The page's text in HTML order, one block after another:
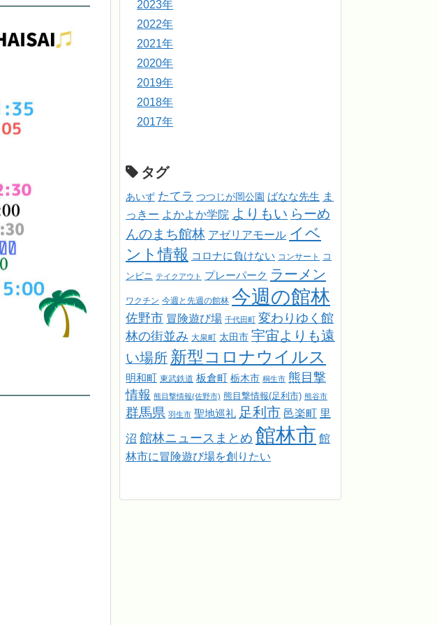
2023年
2022年
2021年
2020年
2019年
2018年
2017年
タグ
あいず たてラ つつじが岡公園 ばなな先生 ま
っきー よかよか学院 よりもい らーめ
んのまち館林 アゼリアモール イベ
ント情報 コロナに負けない コンサート
コ
ンビニ テイクアウト プレーパーク ラーメン
ワクチン 今週と先週の館林 今週の館林
佐野市 冒険遊び場 千代田町
変わりゆく館
林の街並み 大泉町 太田市 宇宙よりも遠
い場所 新型コロナウイルス
明和町 東武鉄道 板倉町 栃木市 桐生市 熊目撃
情報 熊目撃情報(佐野市) 熊目撃情報(足利市) 熊谷市
群馬県 羽生市 聖地巡礼 足利市 邑楽町 里
沼 館林ニュースまとめ 館林市 館
林市に冒険遊び場を創りたい